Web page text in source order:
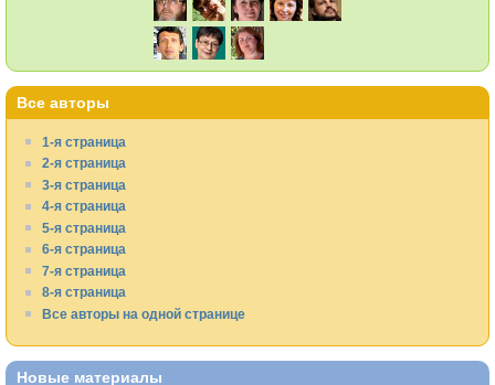
Все авторы
1-я страница
2-я страница
3-я страница
4-я страница
5-я страница
6-я страница
7-я страница
8-я страница
Все авторы на одной странице
Новые материалы